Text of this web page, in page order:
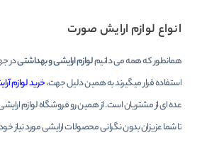
انواع لوازم ارایش صورت
همانطور که همه می دانیملوازم ارایشی و بهداشتیدر
استفاده قرار میگیرند به همین دلیل جهت،خرید لوازم
عده ای از مشتریان است. از همین رو فروشگاه لوازم
تا شما عزیزان بدون نگرانی محصولات ارایشی مورد نیاز